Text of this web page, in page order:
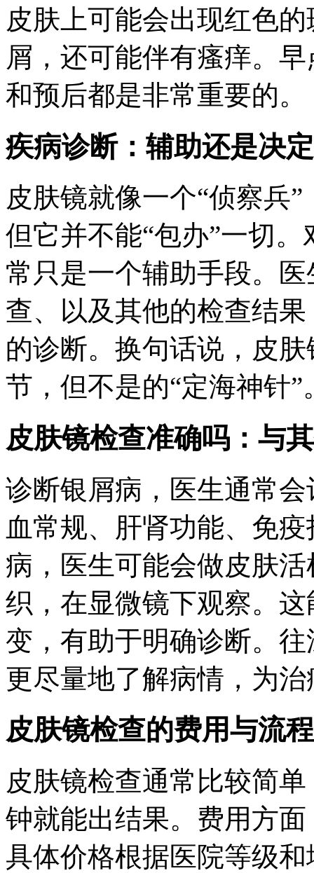
皮肤上可能会出现红色
屑，还可能伴有瘙痒。
和预后都是非常重要的。
疾病诊断：辅助还是决
皮肤镜就像一个“侦察兵
但它并不能“包办”一切
常只是一个辅助手段。
查、以及其他的检查结
的诊断。换句话说，皮
节，但不是的“定海神针”
皮肤镜检查准确吗：与
诊断银屑病，医生通常
血常规、肝肾功能、免
病，医生可能会做皮肤
织，在显微镜下观察。
变，有助于明确诊断。
更尽量地了解病情，为
皮肤镜检查的费用与流程
皮肤镜检查通常比较简
钟就能出结果。费用方
具体价格根据医院等级